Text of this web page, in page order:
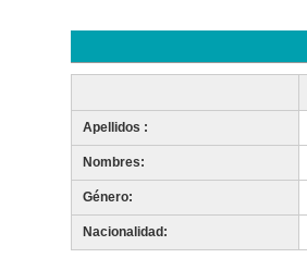
Apellidos :
Nombres:
Género:
Nacionalidad: